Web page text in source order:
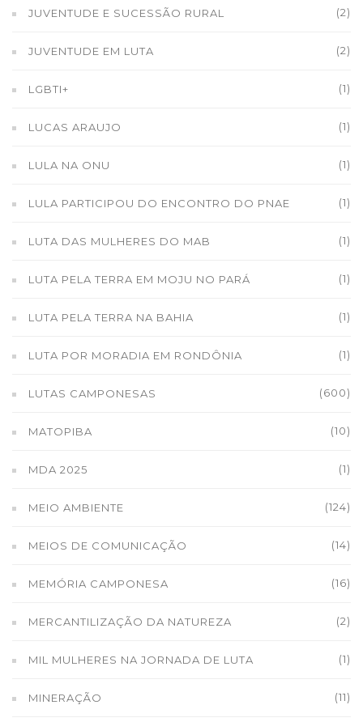
JUVENTUDE E SUCESSÃO RURAL (2)
JUVENTUDE EM LUTA (2)
LGBTI+ (1)
LUCAS ARAUJO (1)
LULA NA ONU (1)
LULA PARTICIPOU DO ENCONTRO DO PNAE (1)
LUTA DAS MULHERES DO MAB (1)
LUTA PELA TERRA EM MOJU NO PARÁ (1)
LUTA PELA TERRA NA BAHIA (1)
LUTA POR MORADIA EM RONDÔNIA (1)
LUTAS CAMPONESAS (600)
MATOPIBA (10)
MDA 2025 (1)
MEIO AMBIENTE (124)
MEIOS DE COMUNICAÇÃO (14)
MEMÓRIA CAMPONESA (16)
MERCANTILIZAÇÃO DA NATUREZA (2)
MIL MULHERES NA JORNADA DE LUTA (1)
MINERAÇÃO (11)